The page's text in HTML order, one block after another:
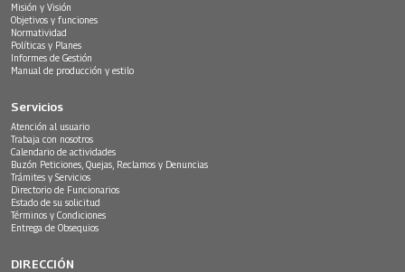
Misión y Visión
Objetivos y funciones
Normatividad
Políticas y Planes
Informes de Gestión
Manual de producción y estilo
Servicios
Atención al usuario
Trabaja con nosotros
Calendario de actividades
Buzón Peticiones, Quejas, Reclamos y Denuncias
Trámites y Servicios
Directorio de Funcionarios
Estado de su solicitud
Términos y Condiciones
Entrega de Obsequios
DIRECCIÓN